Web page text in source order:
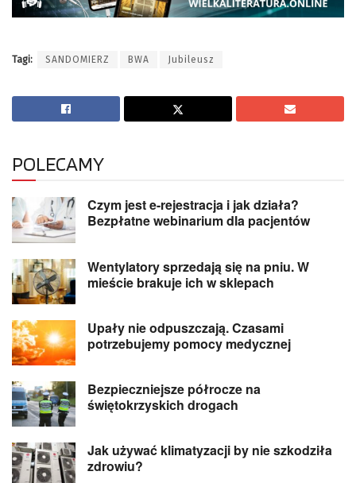
Tagi: SANDOMIERZ BWA Jubileusz
POLECAMY
Czym jest e-rejestracja i jak działa?
Bezpłatne webinarium dla pacjentów
Wentylatory sprzedają się na pniu. W
mieście brakuje ich w sklepach
Upały nie odpuszczają. Czasami
potrzebujemy pomocy medycznej
Bezpieczniejsze półrocze na
świętokrzyskich drogach
Jak używać klimatyzacji by nie szkodziła
zdrowiu?